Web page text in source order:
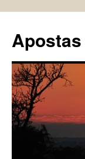
conteúdo